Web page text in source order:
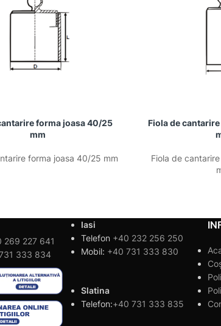
forma joasa 40/25
mm
forma joasa 40/25 mm
Fiola de
Fiola de
269 227 641
333 834
Iasi
Telefon +40 232 256 250
Mobil: +40 731 333 830
Slatina
Telefon:+40 731 333 835